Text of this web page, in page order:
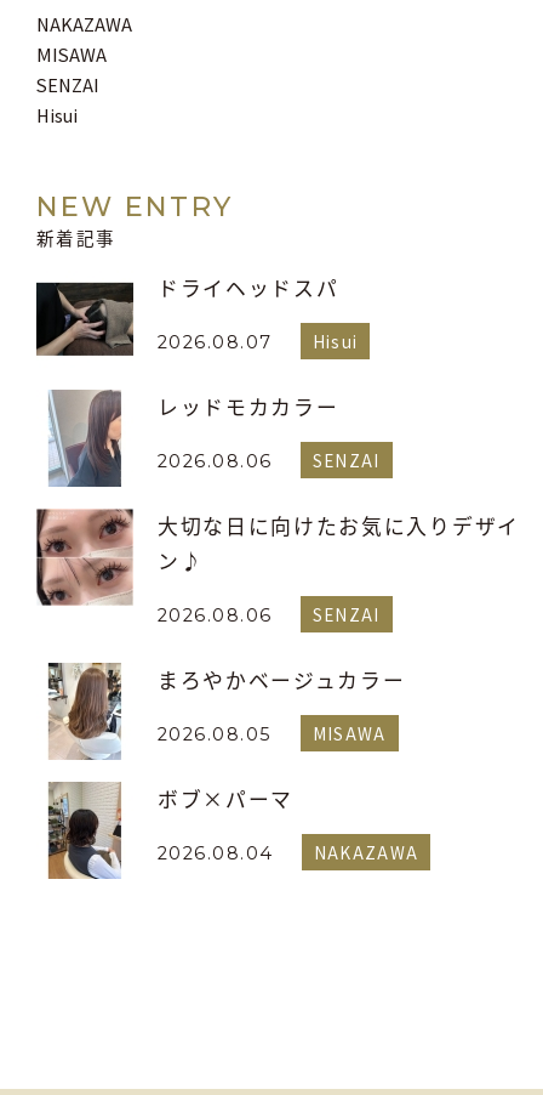
NAKAZAWA
MISAWA
SENZAI
Hisui
NEW ENTRY
新着記事
ドライヘッドスパ
2026.08.07 Hisui
レッドモカカラー
2026.08.06 SENZAI
大切な日に向けたお気に入りデザイ
ン♪
2026.08.06 SENZAI
まろやかベージュカラー
2026.08.05 MISAWA
ボブ×パーマ
2026.08.04 NAKAZAWA